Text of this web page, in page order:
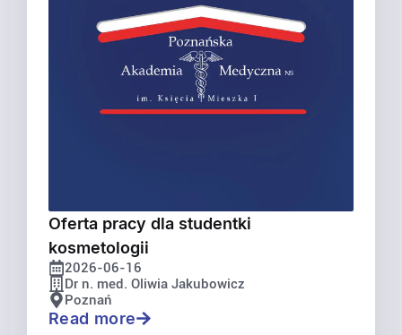
Oferta pracy dla studentki
kosmetologii
2026-06-16
Dr n. med. Oliwia Jakubowicz
Poznań
Read more